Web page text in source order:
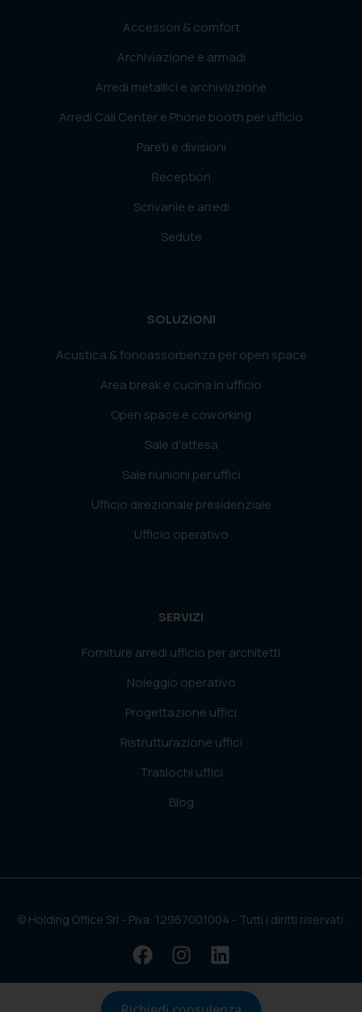
Accessori & comfort
Archiviazione e armadi
Arredi metallici e archiviazione
Arredi Call Center e Phone booth per ufficio
Pareti e divisioni
Reception
Scrivanie e arredi
Sedute
SOLUZIONI
Acustica & fonoassorbenza per open space
Area break e cucina in ufficio
Open space e coworking
Sale d’attesa
Sale riunioni per uffici
Ufficio direzionale presidenziale
Ufficio operativo
SERVIZI
Forniture arredi ufficio per architetti
Noleggio operativo
Progettazione uffici
Ristrutturazione uffici
Traslochi uffici
Blog
© Holding Office Srl - Piva: 12967001004 - Tutti i diritti riservati.